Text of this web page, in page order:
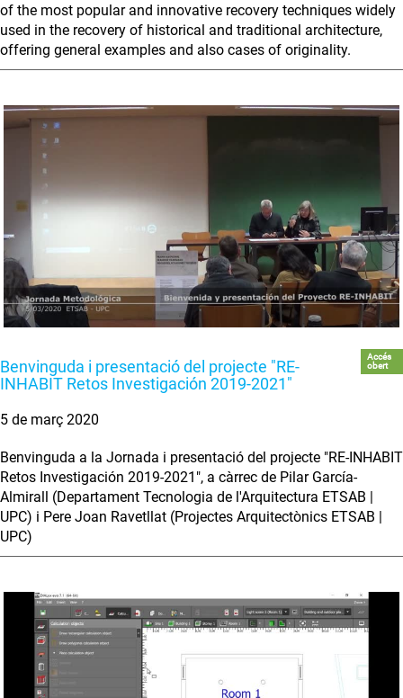
of the most popular and innovative recovery techniques widely
used in the recovery of historical and traditional architecture,
offering general examples and also cases of originality.
Benvinguda i presentació del projecte "RE-
INHABIT Retos Investigación 2019-2021"
Accés
obert
5 de març 2020
Benvinguda a la Jornada i presentació del projecte "RE-INHABIT
Retos Investigación 2019-2021", a càrrec de Pilar García-
Almirall (Departament Tecnologia de l'Arquitectura ETSAB |
UPC) i Pere Joan Ravetllat (Projectes Arquitectònics ETSAB |
UPC)